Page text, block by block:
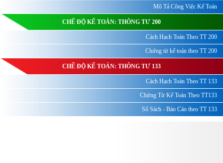
Mô Tả Công Việc Kế Toán
CHẾ ĐỘ KẾ TOÁN: THÔNG TƯ 200
Cách Hạch Toán Theo TT 200
Chứng từ kế toán theo TT 200
CHẾ ĐỘ KẾ TOÁN: THÔNG TƯ 133
Cách Hạch Toán Theo TT 133
Chứng Từ Kế Toán Theo TT133
Sổ Sách - Báo Cáo theo TT 133